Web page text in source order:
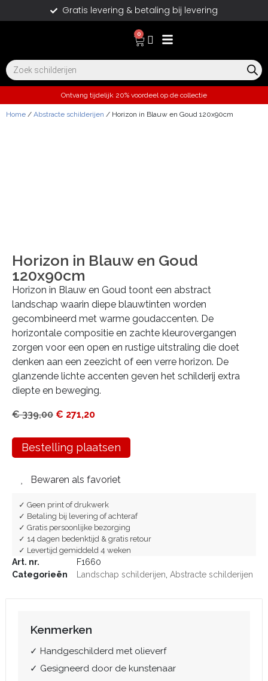
Gratis levering & betaling bij levering
0
Ontvang tijdelijk 20% voordeel op de collectie
Home / Abstracte schilderijen / Horizon in Blauw en Goud 120x90cm
Horizon in Blauw en Goud
120x90cm
Horizon in Blauw en Goud toont een abstract
landschap waarin diepe blauwtinten worden
gecombineerd met warme goudaccenten. De
horizontale compositie en zachte kleurovergangen
zorgen voor een open en rustige uitstraling die doet
denken aan een zeezicht of een verre horizon. De
glanzende lichte accenten geven het schilderij extra
diepte en beweging.
€339,00 € 271,20
Bestelling plaatsen
Bewaren als favoriet
✓ Geen print of drukwerk
✓ Betaling bij levering of achteraf
✓ Gratis persoonlijke bezorging
✓ 14 dagen bedenktijd & gratis retour
✓ Levertijd gemiddeld 4 weken
Art. nr.
F1660
Categorieën
Landschap schilderijen Abstracte schilderijen
Kenmerken
✓ Handgeschilderd met olieverf
✓ Gesigneerd door de kunstenaar